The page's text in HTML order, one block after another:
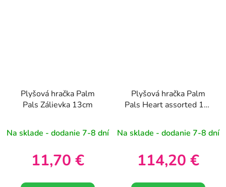
Plyšová hračka Palm
Pals Zálievka 13cm
Na sklade - dodanie 7-8 dní
11,70 €
Plyšová hračka Palm
Pals Heart assorted 12-
Na sklade - dodanie 7-8 dní
114,20 €